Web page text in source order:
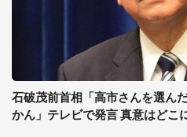
石破茂前首相「高市さんを選ん
かん」テレビで発言 真意はどこ